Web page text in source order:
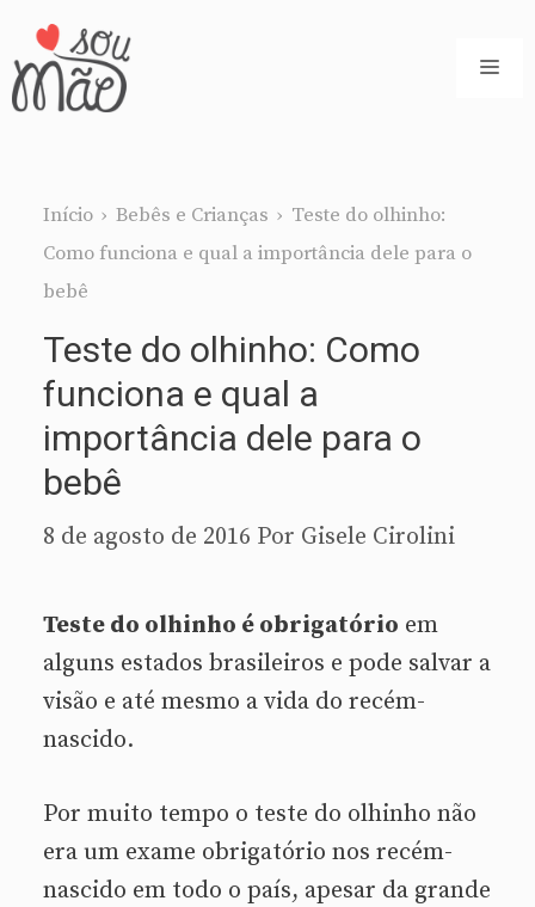
Pular
para
Início › Bebês e Crianças › Teste do olhinho:
Como funciona e qual a importância dele para o
bebê
Teste do olhinho: Como
funciona e qual a
importância dele para o
bebê
8 de agosto de 2016 Por Gisele Cirolini
Teste do olhinho é obrigatório em
alguns estados brasileiros e pode salvar a
visão e até mesmo a vida do recém-
nascido.
Por muito tempo o teste do olhinho não
era um exame obrigatório nos recém-
nascido em todo o país, apesar da grande